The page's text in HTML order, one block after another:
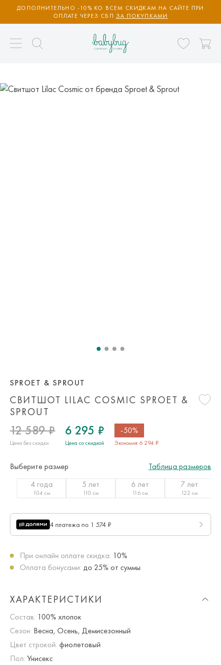
ДОПОЛНИТЕЛЬНО -10% КО ВСЕМ СКИДКАМ НА САЙТЕ ПРИ
ОПЛАТЕ ЧЕРЕЗ СБП ЗА ПОКУПКАМИ
СВИТШОТ LILAC COSMIC SPROET &
SPROUT
SPROET & SPROUT
12 589 ₽
Цена без скидки
6 295 ₽
Цена со скидкой
-50%
Экономия 6 294 ₽
Выберите размер
Таблица размеров
4 года
104 см
5 лет
110 см
6 лет
116 см
7 лет
122 см
4 платежа по 1 574 ₽
При онлайн оплате скидка: 10%
Оплата бонусами: до 25% от суммы
ХАРАКТЕРИСТИКИ
Состав: 100% хлопок
Сезон: Весна, Осень, Демисезонный
Цвет строкой: фиолетовый
Пол: Унисекс